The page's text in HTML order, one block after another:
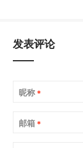
发表评论
昵称 *
邮箱 *